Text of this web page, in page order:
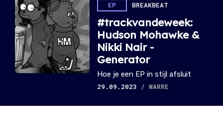
EP BREAKBEAT
#trackvandeweek:
Hudson Mohawke &
Nikki Nair -
Generator
Hoe je een EP in stijl afsluit
29.09.2023
/ WARRE